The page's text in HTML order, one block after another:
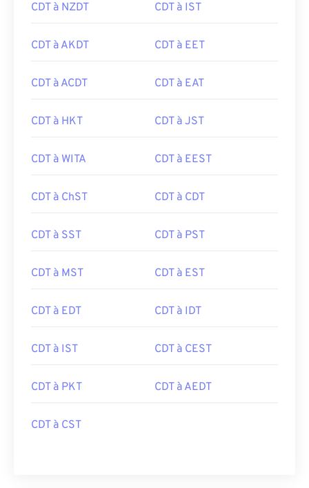
CDT à NZDT CDT à IST
CDT à AKDT CDT à EET
CDT à ACDT CDT à EAT
CDT à HKT CDT à JST
CDT à WITA CDT à EEST
CDT à ChST CDT à CDT
CDT à SST CDT à PST
CDT à MST CDT à EST
CDT à EDT CDT à IDT
CDT à IST CDT à CEST
CDT à PKT CDT à AEDT
CDT à CST